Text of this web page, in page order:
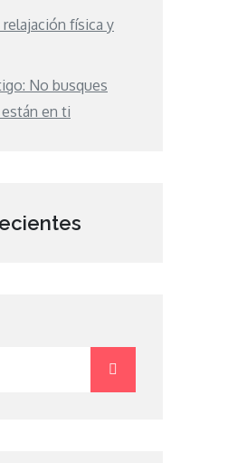
física y
No busques
en ti